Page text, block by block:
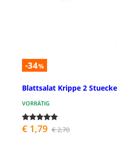
-34%
Blattsalat Krippe 2 Stuecke
VORRÄTIG
€ 1,79 € 2,70